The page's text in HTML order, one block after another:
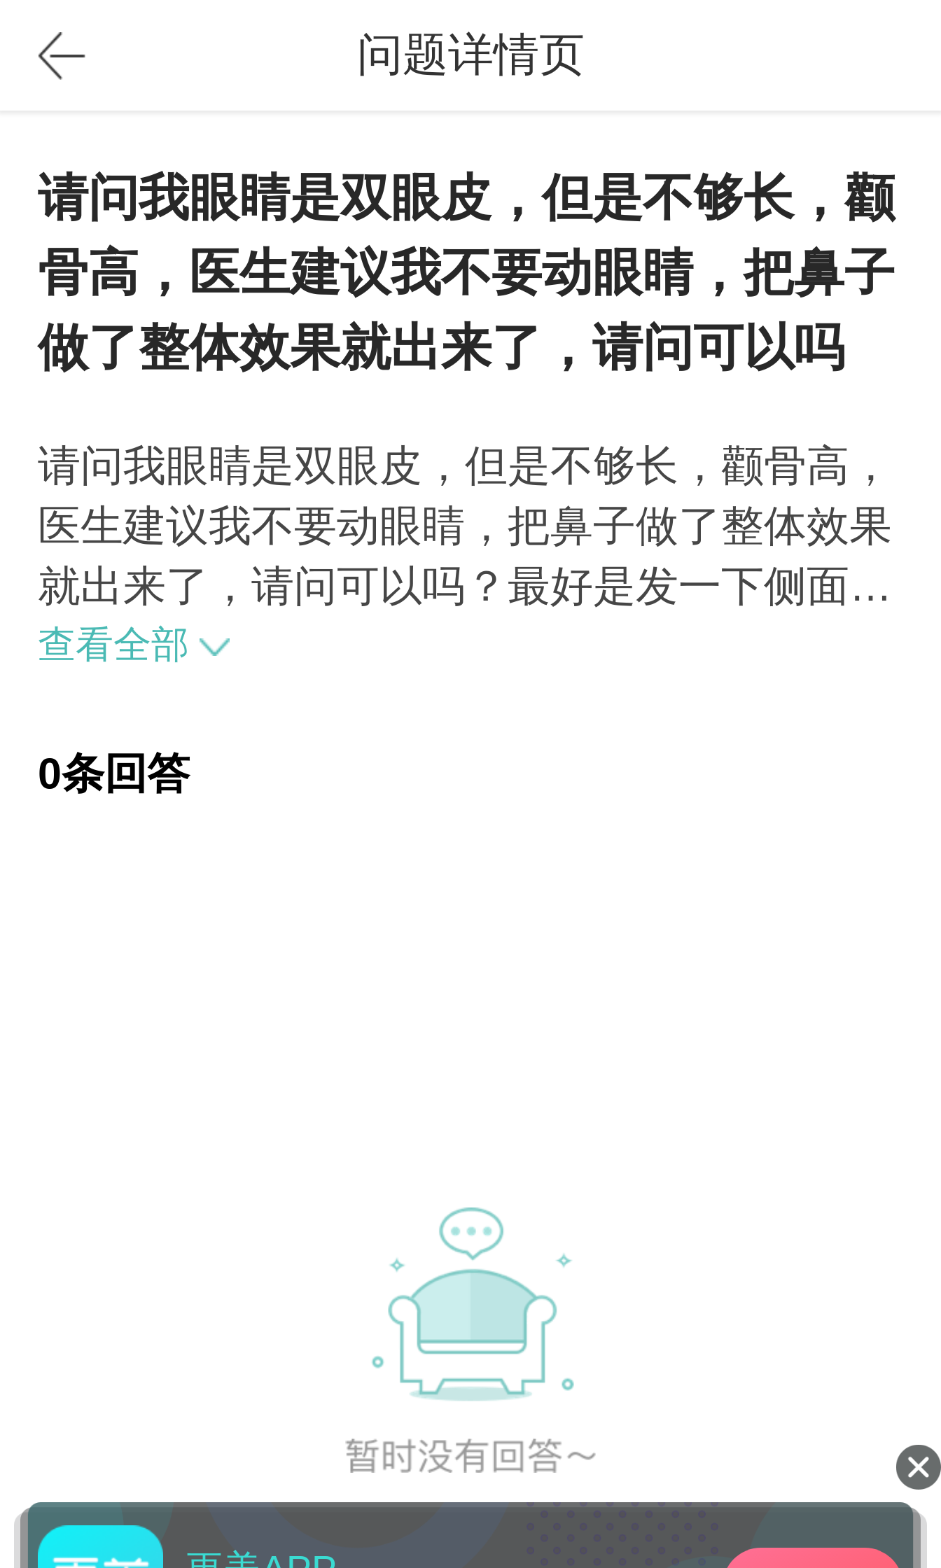
问题详情页
请问我眼睛是双眼皮，但是不够长，颧
骨高，医生建议我不要动眼睛，把鼻子
做了整体效果就出来了，请问可以吗
请问我眼睛是双眼皮，但是不够长，颧骨高，
医生建议我不要动眼睛，把鼻子做了整体效果
就出来了，请问可以吗？最好是发一下侧面照
片。不同医生的手术方案会有所不同，从照片
调整后会改善很多。眼睛是内双，也是可以进
查看全部
0条回答